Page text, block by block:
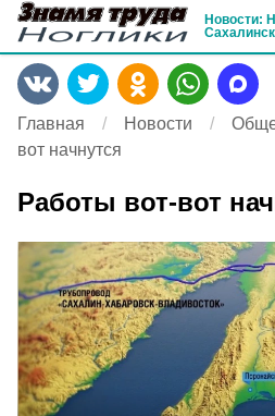
Новости:
Главная Новости
вот начнутся
Работы вот-вот